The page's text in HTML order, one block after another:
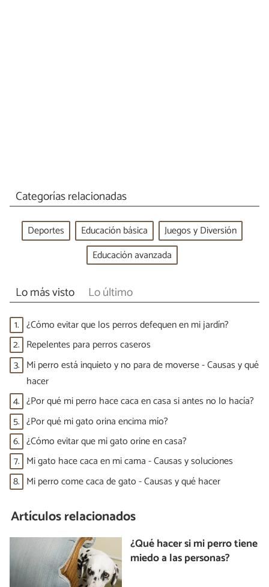
Categorías relacionadas
Deportes Educación básica
Juegos y Diversión
Educación avanzada
Lo más visto Lo último
1. ¿Cómo evitar que los perros defequen en mi jardín?
2. Repelentes para perros caseros
3. Mi perro está inquieto y no para de moverse - Causas y qué
hacer
4. ¿Por qué mi perro hace caca en casa si antes no lo hacía?
5. ¿Por qué mi gato orina encima mío?
6. ¿Cómo evitar que mi gato orine en casa?
7. Mi gato hace caca en mi cama - Causas y soluciones
8. Mi perro come caca de gato - Causas y qué hacer
Artículos relacionados
¿Qué hacer si mi perro tiene
miedo a las personas?